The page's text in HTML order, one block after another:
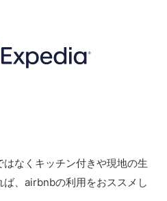
なくキッチン付きや現地の生
、airbnbの利用をおススメし